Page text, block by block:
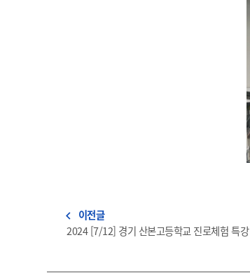
navigate_before 이전글
2024 [7/12] 경기 산본고등학교 진로체험 특강